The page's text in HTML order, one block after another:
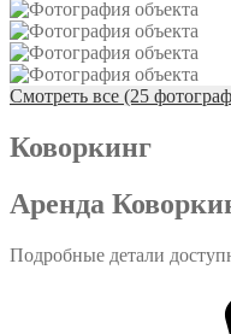
Смотреть все (25
Коворкинг
Аренда
Подробные детали